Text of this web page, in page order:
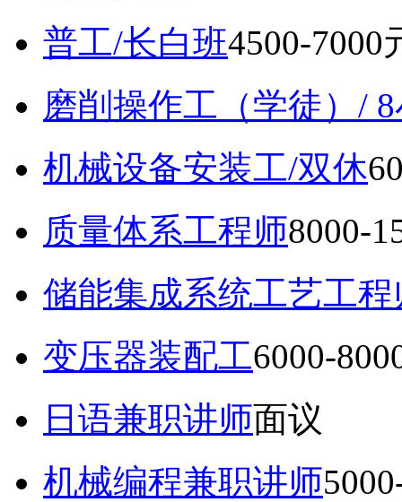
普工/长白班4500-7000
磨削操作工（学徒）/
机械设备安装工/双休
质量体系工程师8000-
储能集成系统工艺工程
变压器装配工6000-
日语兼职讲师面议
机械编程兼职讲师